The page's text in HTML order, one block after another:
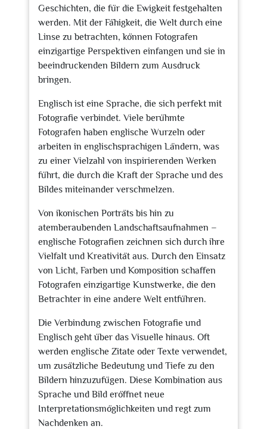
Geschichten, die für die Ewigkeit festgehalten
werden. Mit der Fähigkeit, die Welt durch eine
Linse zu betrachten, können Fotografen
einzigartige Perspektiven einfangen und sie in
beeindruckenden Bildern zum Ausdruck
bringen.
Englisch ist eine Sprache, die sich perfekt mit
Fotografie verbindet. Viele berühmte
Fotografen haben englische Wurzeln oder
arbeiten in englischsprachigen Ländern, was
zu einer Vielzahl von inspirierenden Werken
führt, die durch die Kraft der Sprache und des
Bildes miteinander verschmelzen.
Von ikonischen Porträts bis hin zu
atemberaubenden Landschaftsaufnahmen –
englische Fotografien zeichnen sich durch ihre
Vielfalt und Kreativität aus. Durch den Einsatz
von Licht, Farben und Komposition schaffen
Fotografen einzigartige Kunstwerke, die den
Betrachter in eine andere Welt entführen.
Die Verbindung zwischen Fotografie und
Englisch geht über das Visuelle hinaus. Oft
werden englische Zitate oder Texte verwendet,
um zusätzliche Bedeutung und Tiefe zu den
Bildern hinzuzufügen. Diese Kombination aus
Sprache und Bild eröffnet neue
Interpretationsmöglichkeiten und regt zum
Nachdenken an.